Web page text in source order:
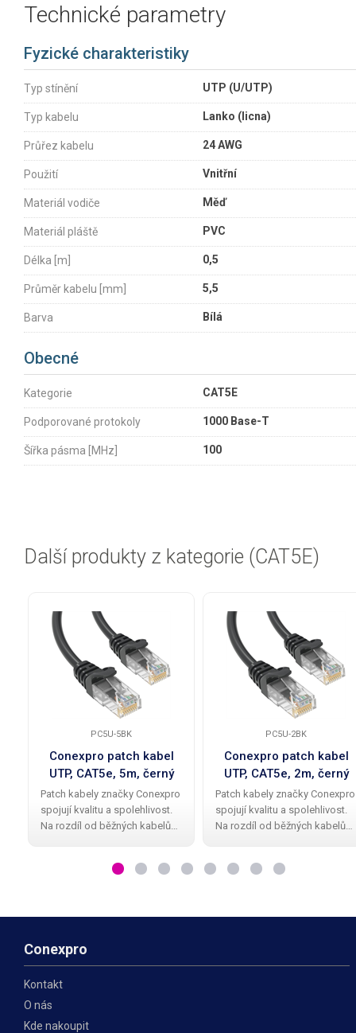
Technické parametry
Fyzické charakteristiky
Typ stínění UTP (U/UTP)
Typ kabelu Lanko (licna)
Průřez kabelu 24 AWG
Použití Vnitřní
Materiál vodiče Měď
Materiál pláště PVC
Délka [m] 0,5
Průměr kabelu [mm] 5,5
Barva Bílá
Obecné
Kategorie CAT5E
Podporované protokoly 1000 Base-T
Šířka pásma [MHz] 100
Další produkty z kategorie (CAT5E)
PC5U-5BK
Conexpro patch kabel
UTP, CAT5e, 5m, černý
Patch kabely značky Conexpro
spojují kvalitu a spolehlivost.
Na rozdíl od běžných kabelů
ochrannou krytku proti
PC5U-2BK
Conexpro patch kabel
UTP, CAT5e, 2m, černý
Patch kabely značky Conexpro
spojují kvalitu a spolehlivost.
Na rozdíl od běžných kabelů
ochrannou krytku proti
Conexpro
Kontakt
O nás
Kde nakoupit